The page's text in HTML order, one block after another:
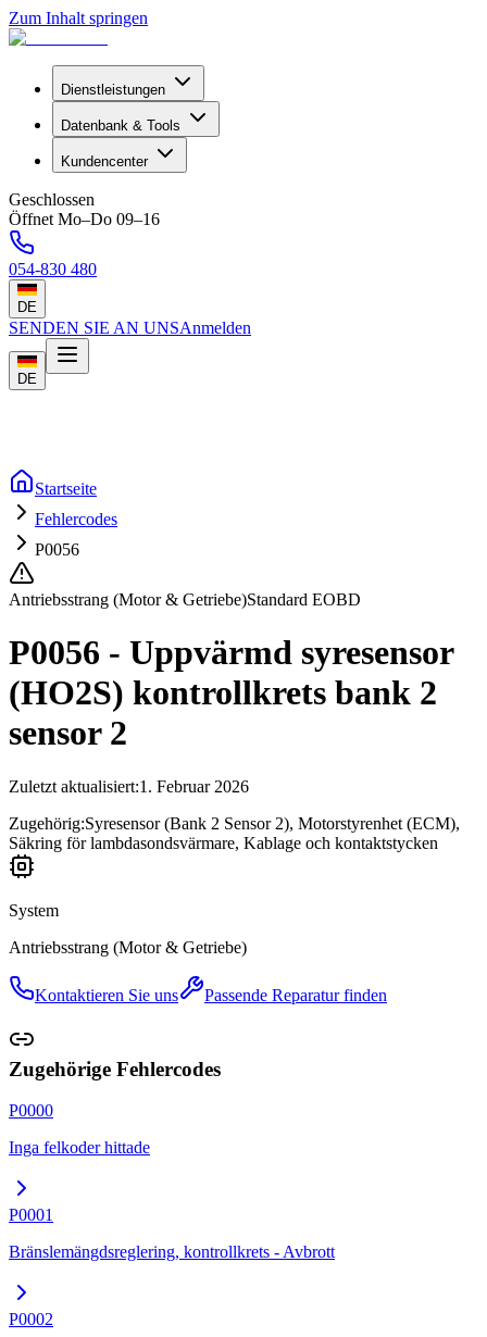
Zum Inhalt springen
Dienstleistungen
Datenbank & Tools
Kundencenter
Geschlossen
Öffnet Mo–Do 09–16
054-830 480
DE
SENDEN SIE AN UNSAnmelden
DE
Startseite
Fehlercodes
P0056
Antriebsstrang (Motor & Getriebe)Standard EOBD
P0056 - Uppvärmd syresensor
(HO2S) kontrollkrets bank 2
sensor 2
Zuletzt aktualisiert:1. Februar 2026
Zugehörig:Syresensor (Bank 2 Sensor 2), Motorstyrenhet (ECM),
Säkring för lambdasondsvärmare, Kablage och kontaktstycken
System
Antriebsstrang (Motor & Getriebe)
Kontaktieren Sie uns Passende Reparatur finden
Zugehörige Fehlercodes
P0000
Inga felkoder hittade
P0001
Bränslemängdsreglering, kontrollkrets - Avbrott
P0002